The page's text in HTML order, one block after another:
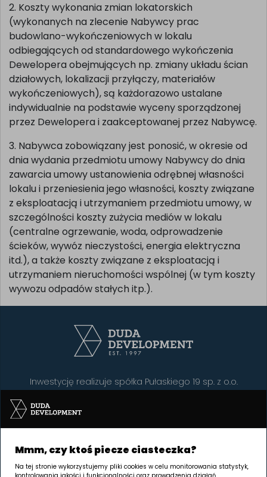
Mmm, czy ktoś piecze ciasteczka?
Na tej stronie wykorzystujemy pliki cookies w celu monitorowania statystyk,
2. Koszty wykonania zmian lokatorskich
(wykonanych na zlecenie Nabywcy prac
budowlano-wykończeniowych w lokalu
odbiegających od standardowego wykończenia
Dewelopera obejmujących np. zmiany układu ścian
działowych, lokalizacji przyłączy, materiałów
wykończeniowych), są każdorazowo ustalane
indywidualnie na podstawie wyceny sporządzonej
przez Dewelopera i zaakceptowanej przez Nabywcę.
3. Nabywca zobowiązany jest ponosić, w okresie od
dnia wydania przedmiotu umowy Nabywcy do dnia
zawarcia umowy ustanowienia odrębnej własności
lokalu i przeniesienia jego własności, koszty związane
z eksploatacją i utrzymaniem przedmiotu umowy, w
szczególności koszty zużycia mediów w lokalu
(centralne ogrzewanie, woda, odprowadzenie
ścieków, wywóz nieczystości, energia elektryczna
itd.), a także koszty związane z eksploatacją i
utrzymaniem nieruchomości wspólnej (w tym koszty
wywozu odpadów stałych itp.).
Inwestycję realizuje spółka Pułaskiego 19 sp. z o.o.
Palacza 144, 60-278 Poznań
Godziny otwarcia: